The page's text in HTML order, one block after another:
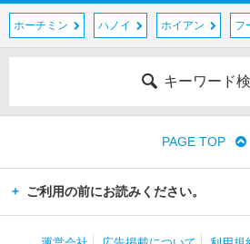
ホーチミン ハノイ ホイアン フ
キーワード
PAGE TOP
ご利用の前にお読みください。